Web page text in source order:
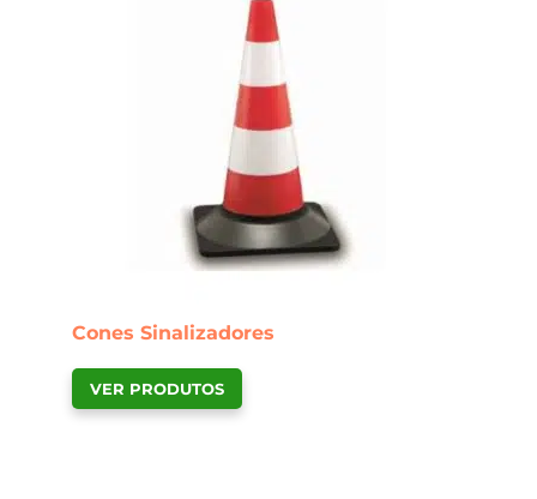
Cones Sinalizadores
VER PRODUTOS